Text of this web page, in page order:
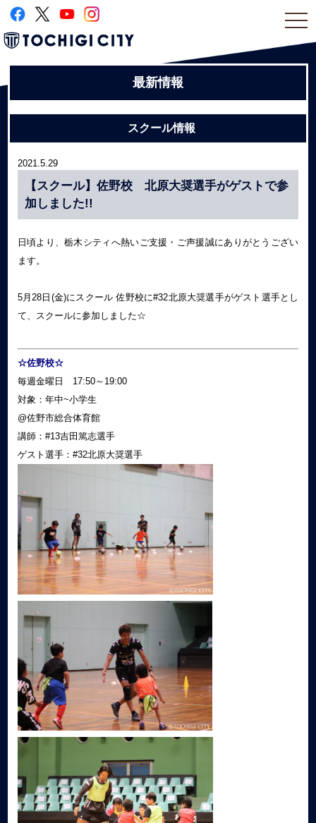
最新情報
スクール情報
2021.5.29
【スクール】佐野校 北原大奨選手がゲストで参
加しました!!
日頃より、栃木シティへ熱いご支援・ご声援誠にありがとうござい
ます。
5月28日(金)にスクール 佐野校に#32北原大奨選手がゲスト選手とし
て、スクールに参加しました☆
☆佐野校☆
毎週金曜日 17:50～19:00
対象：年中~小学生
@佐野市総合体育館
講師：#13吉田篤志選手
ゲスト選手：#32北原大奨選手